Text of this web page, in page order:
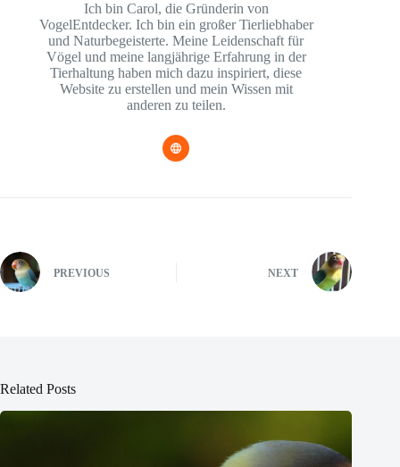
Ich bin Carol, die Gründerin von
VogelEntdecker. Ich bin ein großer Tierliebhaber
und Naturbegeisterte. Meine Leidenschaft für
Vögel und meine langjährige Erfahrung in der
Tierhaltung haben mich dazu inspiriert, diese
Website zu erstellen und mein Wissen mit
anderen zu teilen.
PREVIOUS NEXT
Related Posts